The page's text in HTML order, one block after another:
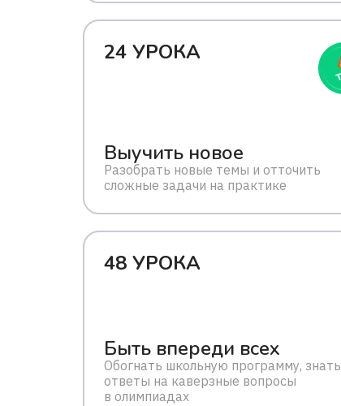
24 УРОКА
Выучить новое
Разобрать новые темы и отточить
сложные задачи на практике
48 УРОКА
Быть впереди всех
Обогнать школьную программу, знать
ответы на каверзные вопросы
в олимпиадах